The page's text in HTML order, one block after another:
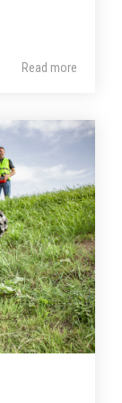
Read more